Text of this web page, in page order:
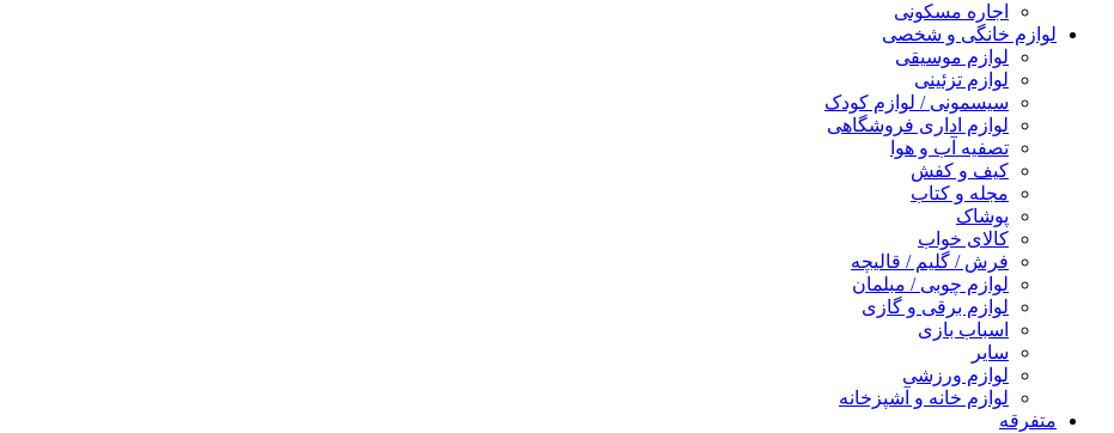
اجاره مسکونی
لوازم خانگی و شخصی
لوازم موسیقی
لوازم تزئینی
سیسمونی / لوازم کودک
لوازم اداری فروشگاهی
تصفیه آب و هوا
کیف و کفش
مجله و کتاب
پوشاک
کالای خواب
فرش / گلیم / قالیچه
لوازم چوبی / مبلمان
لوازم برقی و گازی
اسباب بازی
سایر
لوازم ورزشی
لوازم خانه و آشپزخانه
متفرقه